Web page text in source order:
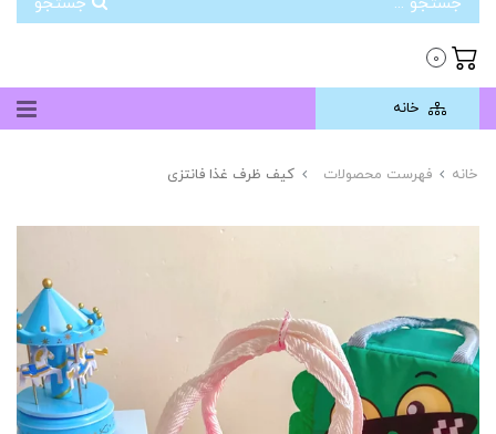
0
خانه
خانه فهرست محصولات کیف ظرف غذا فانتزی